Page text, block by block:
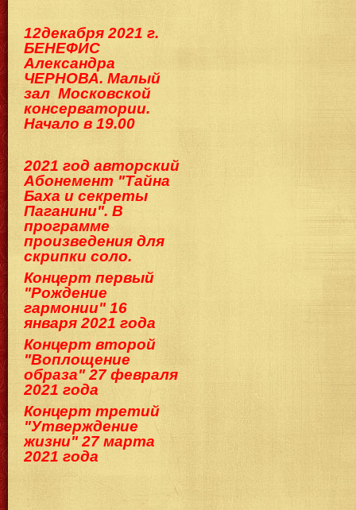
12декабря 2021 г.
БЕНЕФИС
Александра
ЧЕРНОВА. Малый
зал Московской
консерватории.
Начало в 19.00
2021 год авторский
Абонемент "Тайна
Баха и секреты
Паганини". В
программе
произведения для
скрипки соло.
Концерт первый
"Рождение
гармонии" 16
января 2021 года
Концерт второй
"Воплощение
образа" 27 февраля
2021 года
Концерт третий
"Утверждение
жизни" 27 марта
2021 года